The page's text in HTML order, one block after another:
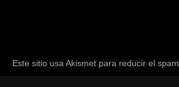
Este sitio usa Akismet para reducir el spam.